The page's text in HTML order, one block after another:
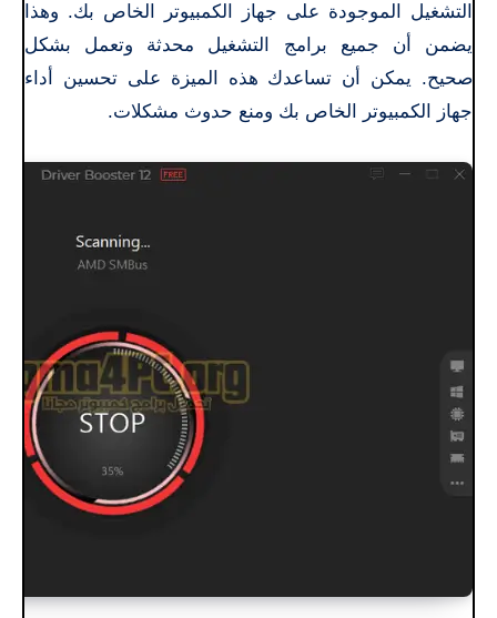
التشغيل الموجودة على جهاز الكمبيوتر الخاص بك. وهذا
يضمن أن جميع برامج التشغيل محدثة وتعمل بشكل
صحيح. يمكن أن تساعدك هذه الميزة على تحسين أداء
جهاز الكمبيوتر الخاص بك ومنع حدوث مشكلات.